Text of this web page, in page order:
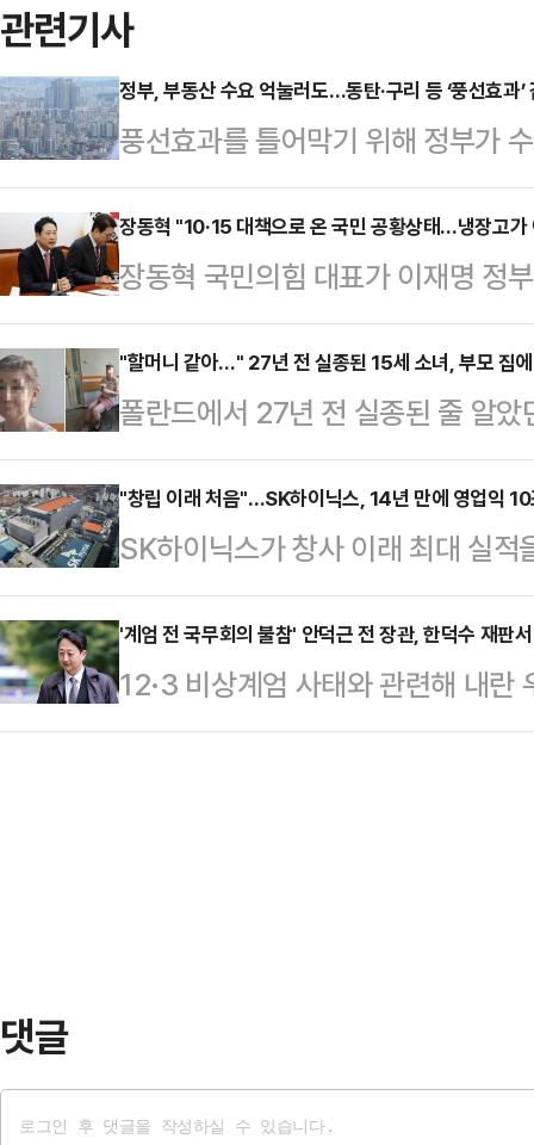
관련기사
정부, 부동산 수요 억눌러도…동탄·구리 등 ‘풍선효과’
풍선효과를 틀어막기 위해 정부가
기과열지구) 및 토지거래허가구역으로
이동하는 현상이 나타날 것이란 관
르면 오는 20일부터 서울 전역과
일까지 토허제 지정 효력이 발생한
일부터 발생해 지역별 부동산 시장
보다도 더 광범위한 지역을 규제지
에 차단하기 위한 조치…
장동혁 "10·15 대책으로 온 국민 공황상태…냉장고가
장동혁 국민의힘 대표가 이재명 정
이 공황 상태에 빠졌다"고 직격탄
린 최고위원회의에서 "부동산을 바
책은 문재인 정권의 흑역사를 그대
이같이 비판했다.장 대표는 "가진
급을 가로막는 반시장적 정책은 결
폭탄이다. 문재인 정권의 몰락은
모한 이 정권…
"할머니 같아…" 27년 전 실종된 15세 소녀, 부모 집
폴란드에서 27년 전 실종된 줄 알
드러났다.지난 15일(현지시간) 영
라(42)는 남부 도시 시비엥토흐워
난 7월 구조됐다.사건은 지난 7월
나자 이를 듣고 이상함을 느낀 이웃
의 작은 방에 감금돼 있던 미렐라
부터 모습을 감췄다. 당시 이웃들이
됐다"고…
"창립 이래 처음"…SK하이닉스, 14년 만에 영업익
SK하이닉스가 창사 이래 최대 실
영업이익 10조원을 돌파할 것으로
면, SK하이닉스는 지난 2012년
입성하게 되며, 삼성전자에 이어 국
조원을 달성하는 기록을 세우게 된
'계엄 전 국무회의 불참' 안덕근 전 장관, 한덕수 재판
12·3 비상계엄 사태와 관련해 내란
전 국무총리에 대한 세 번째 공판
댓글